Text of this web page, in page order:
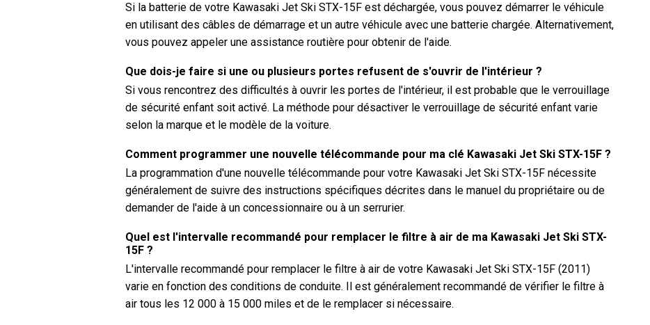
Si la batterie de votre Kawasaki Jet Ski STX-15F est déchargée, vous pouvez démarrer le véhicule
en utilisant des câbles de démarrage et un autre véhicule avec une batterie chargée. Alternativement,
vous pouvez appeler une assistance routière pour obtenir de l'aide.
Que dois-je faire si une ou plusieurs portes refusent de s'ouvrir de l'intérieur ?
Si vous rencontrez des difficultés à ouvrir les portes de l'intérieur, il est probable que le verrouillage
de sécurité enfant soit activé. La méthode pour désactiver le verrouillage de sécurité enfant varie
selon la marque et le modèle de la voiture.
Comment programmer une nouvelle télécommande pour ma clé Kawasaki Jet Ski STX-15F ?
La programmation d'une nouvelle télécommande pour votre Kawasaki Jet Ski STX-15F nécessite
généralement de suivre des instructions spécifiques décrites dans le manuel du propriétaire ou de
demander de l'aide à un concessionnaire ou à un serrurier.
Quel est l'intervalle recommandé pour remplacer le filtre à air de ma Kawasaki Jet Ski STX-
15F ?
L'intervalle recommandé pour remplacer le filtre à air de votre Kawasaki Jet Ski STX-15F (2011)
varie en fonction des conditions de conduite. Il est généralement recommandé de vérifier le filtre à
air tous les 12 000 à 15 000 miles et de le remplacer si nécessaire.